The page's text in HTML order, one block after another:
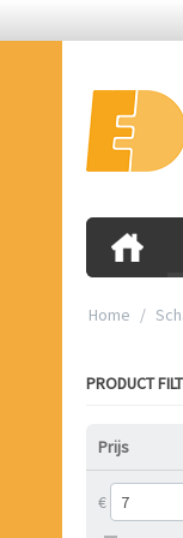
Home /
PRODUCT
Prijs
€